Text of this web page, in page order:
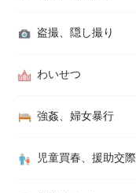
盗撮、隠し撮り
わいせつ
強姦、婦女暴行
児童買春、援助交際